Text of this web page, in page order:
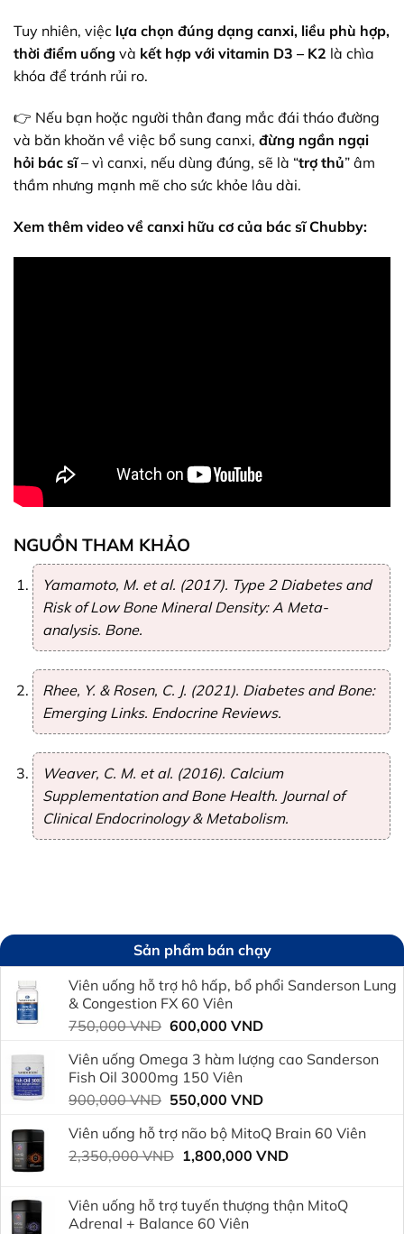
Tuy nhiên, việc lựa chọn đúng dạng canxi, liều phù hợp,
thời điểm uống và kết hợp với vitamin D3 – K2 là chìa
khóa để tránh rủi ro.
👉 Nếu bạn hoặc người thân đang mắc đái tháo đường
và băn khoăn về việc bổ sung canxi, đừng ngần ngại
hỏi bác sĩ– vì canxi, nếu dùng đúng, sẽ là “trợ thủ” âm
thầm nhưng mạnh mẽ cho sức khỏe lâu dài.
Xem thêm video về canxi hữu cơ của bác sĩ Chubby:
NGUỒN THAM KHẢO
Yamamoto, M. et al. (2017). Type 2 Diabetes and
Risk of Low Bone Mineral Density: A Meta-
analysis. Bone.
Rhee, Y. & Rosen, C. J. (2021). Diabetes and Bone:
Emerging Links. Endocrine Reviews.
Weaver, C. M. et al. (2016). Calcium
Supplementation and Bone Health. Journal of
Clinical Endocrinology & Metabolism.
Sản phẩm bán chạy
Viên uống hỗ trợ hô hấp, bổ phổi Sanderson Lung
& Congestion FX 60 Viên
750,000VND Giá
là:
750,000 VND.
600,000 VNDGiá
tại
600,000 VND.
Viên uống Omega 3 hàm lượng cao Sanderson
Fish Oil 3000mg 150 Viên
900,000VND Giá
là:
900,000 VND.
550,000 VNDGiá
tại
là:
Viên uống hỗ trợ não bộ MitoQ Brain 60 Viên
2,350,000VND Giá
2,350,000 VND.
1,800,000 VNDGiá
là:
Viên uống hỗ trợ tuyến thượng thận MitoQ
Adrenal + Balance 60 Viên